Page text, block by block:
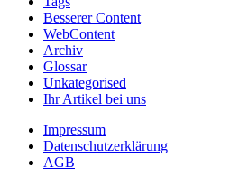
Besserer Content
WebContent
Archiv
Glossar
Unkategorised
Ihr Artikel bei uns
Impressum
Datenschutzerklärung
AGB